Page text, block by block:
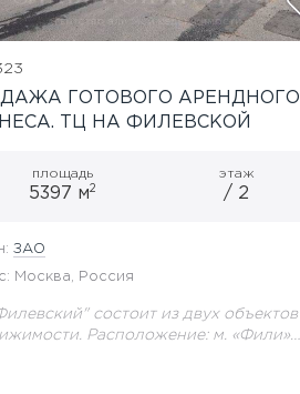
ГОТОВОГО АРЕНДНОГО
ТЦ НА ФИЛЕВСКОЙ
площадь
5397 м2
этаж
/ 2
ЗАО
Москва, Россия
состоит из двух объектов
Расположение: м. «Фили»